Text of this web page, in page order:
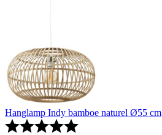
Hanglamp Indy bamboe naturel Ø55 cm